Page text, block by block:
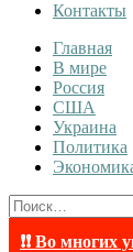
contentКонтакты
InfoRuss
InfoRuss —
Главная
В мире
Россия
США
Украина
Политика
Найти:
❗❗ Во